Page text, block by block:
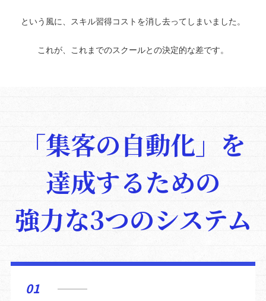
という風に、スキル習得コストを消し去ってしまいました。
これが、これまでのスクールとの決定的な差です。
「集客の自動化」を
達成するための
強力な3つのシステム
01